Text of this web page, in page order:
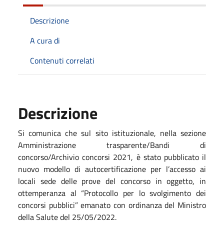
Descrizione
A cura di
Contenuti correlati
Descrizione
Si comunica che sul sito istituzionale, nella sezione
Amministrazione trasparente/Bandi di
concorso/Archivio concorsi 2021, è stato pubblicato il
nuovo modello di autocertificazione per l’accesso ai
locali sede delle prove del concorso in oggetto, in
ottemperanza al “Protocollo per lo svolgimento dei
concorsi pubblici” emanato con ordinanza del Ministro
della Salute del 25/05/2022.